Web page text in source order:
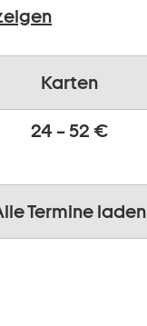
Karten
24 – 52 €
Termine laden